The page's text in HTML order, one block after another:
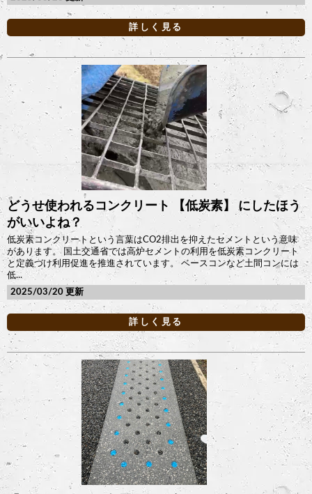
詳しく見る
どうせ使われるコンクリート 【低炭素】 にしたほう
がいいよね？
低炭素コンクリートという言葉はCO2排出を抑えたセメントという意味
があります。 国土交通省では高炉セメントの利用を低炭素コンクリート
と定義づけ利用促進を推進されています。 ベースコンなど土間コンには
低...
2025/03/20
詳しく見る